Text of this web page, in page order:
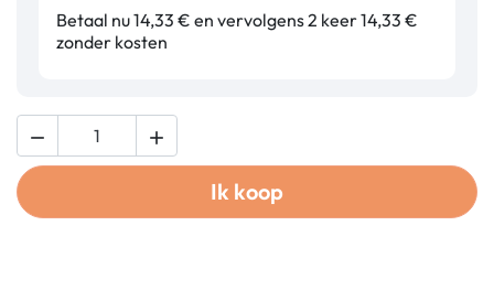
Betaal nu 14,33 € en vervolgens 2 keer 14,33 €
zonder kosten
 
Ik koop